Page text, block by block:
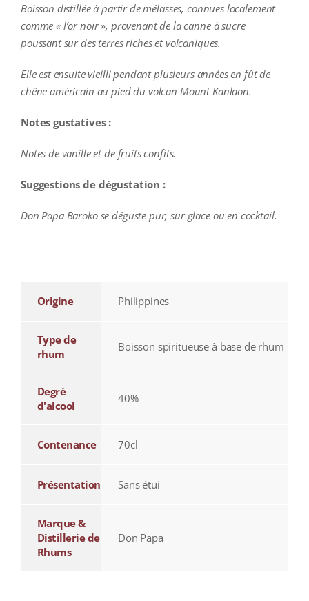
Boisson distillée à partir de mélasses, connues localement
comme « l’or noir », provenant de la canne à sucre
poussant sur des terres riches et volcaniques.
Elle est ensuite vieilli pendant plusieurs années en fût de
chêne américain au pied du volcan Mount Kanlaon.
Notes gustatives :
Notes de vanille et de fruits confits.
Suggestions de dégustation :
Don Papa Baroko se déguste pur, sur glace ou en cocktail.
Origine Philippines
Type de
rhum
Boisson spiritueuse à base de rhum
Degré
d'alcool
40%
Contenance 70cl
Présentation Sans étui
Marque &
Distillerie de
Rhums
Don Papa